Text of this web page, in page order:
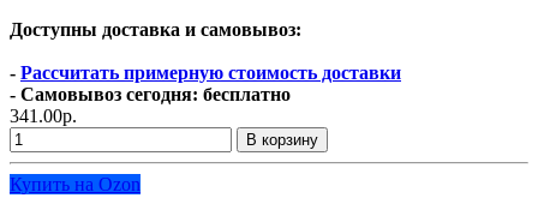
Доступны доставка и самовывоз:
- Рассчитать примерную стоимость доставки
- Самовывоз сегодня: бесплатно
341.00р.
В корзину
Купить на Ozon